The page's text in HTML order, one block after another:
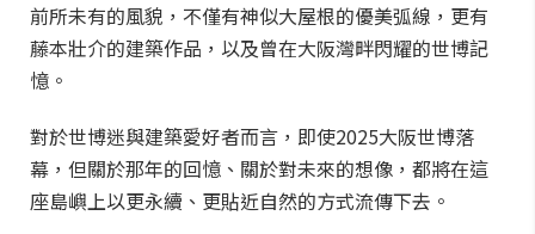
前所未有的風貌，不僅有神似大屋根的優美弧線，更有
藤本壯介的建築作品，以及曾在大阪灣畔閃耀的世博記
憶。
對於世博迷與建築愛好者而言，即使2025大阪世博落
幕，但關於那年的回憶、關於對未來的想像，都將在這
座島嶼上以更永續、更貼近自然的方式流傳下去。